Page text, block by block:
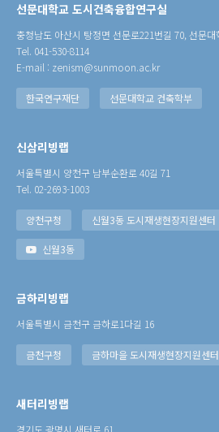
선문대학교 도시건축융합연구실
충청남도 아산시 탕정면 선문로221번길 70, 선문대
Tel. 041-530-8114
E-mail : zenism@sunmoon.ac.kr
한국연구재단 선문대학교 건축학부
신삼리빙랩
서울특별시 양천구 남부순환로 40길 71
Tel. 02-2693-1003
양천구청 신월3동 도시재생현장지원센터
신월3동
금하리빙랩
서울특별시 금천구 금하로1다길 16
금천구청 금하마을 도시재생현장지원센터
새터리빙랩
경기도 광명시 새터로 61